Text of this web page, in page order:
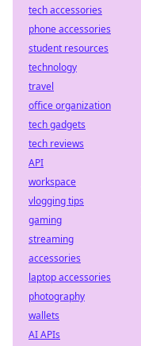
tech accessories
phone accessories
student resources
technology
travel
office organization
tech gadgets
tech reviews
API
workspace
vlogging tips
gaming
streaming
accessories
laptop accessories
photography
wallets
AI APIs